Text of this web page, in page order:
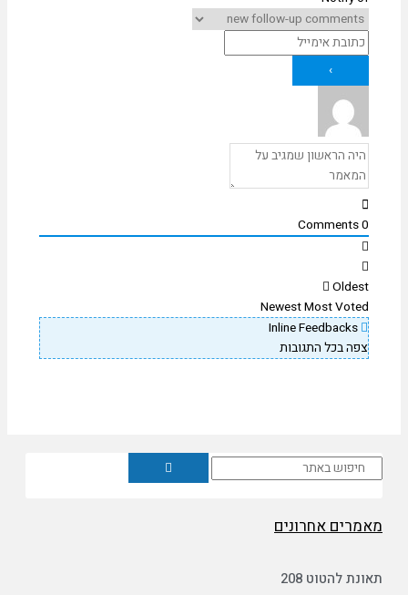
Oldest
Newest Most Voted
צפה בכל התגובות
אחרונים
להטוט 208